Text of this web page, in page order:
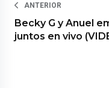
ANTERIOR
Becky G y Anuel
juntos en vivo